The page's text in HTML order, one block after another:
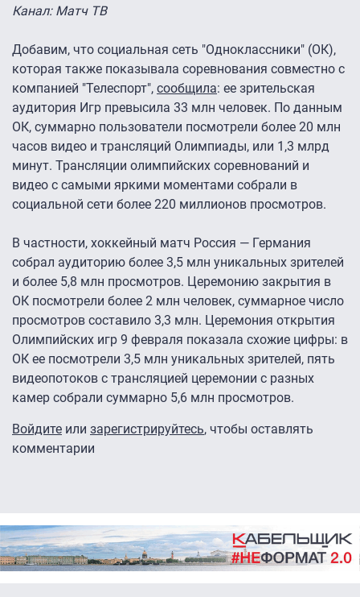
Канал: Матч ТВ
Добавим, что социальная сеть "Одноклассники" (ОК),
которая также показывала соревнования совместно с
компанией "Телеспорт", сообщила: ее зрительская
аудитория Игр превысила 33 млн человек. По данным
ОК, суммарно пользователи посмотрели более 20 млн
часов видео и трансляций Олимпиады, или 1,3 млрд
минут. Трансляции олимпийских соревнований и
видео с самыми яркими моментами собрали в
социальной сети более 220 миллионов просмотров.
В частности, хоккейный матч Россия — Германия
собрал аудиторию более 3,5 млн уникальных зрителей
и более 5,8 млн просмотров. Церемонию закрытия в
ОК посмотрели более 2 млн человек, суммарное число
просмотров составило 3,3 млн. Церемония открытия
Олимпийских игр 9 февраля показала схожие цифры: в
ОК ее посмотрели 3,5 млн уникальных зрителей, пять
видеопотоков с трансляцией церемонии с разных
камер собрали суммарно 5,6 млн просмотров.
Войдите или зарегистрируйтесь, чтобы оставлять
комментарии